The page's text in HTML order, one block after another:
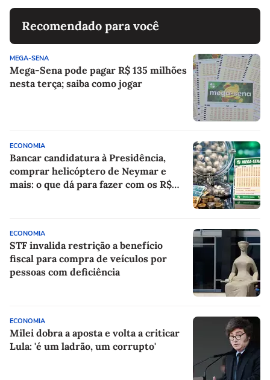
Recomendado para você
MEGA-SENA
Mega-Sena pode pagar R$ 135 milhões
nesta terça; saiba como jogar
ECONOMIA
Bancar candidatura à Presidência,
comprar helicóptero de Neymar e
mais: o que dá para fazer com os R$
ECONOMIA
STF invalida restrição a benefício
fiscal para compra de veículos por
pessoas com deficiência
ECONOMIA
Milei dobra a aposta e volta a criticar
Lula: 'é um ladrão, um corrupto'